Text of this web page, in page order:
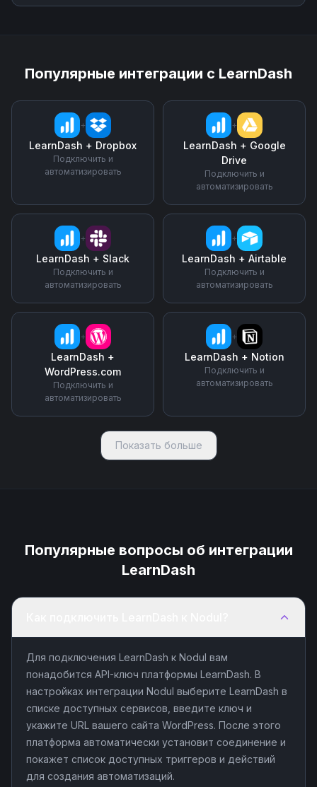
Популярные интеграции с LearnDash
+
LearnDash + Dropbox
Подключить и
автоматизировать
+
LearnDash + Google
Drive
Подключить и
автоматизировать
+
LearnDash + Slack
Подключить и
автоматизировать
+
LearnDash + Airtable
Подключить и
автоматизировать
+
LearnDash +
WordPress.com
Подключить и
автоматизировать
+
LearnDash + Notion
Подключить и
автоматизировать
Показать больше
Популярные вопросы об интеграции
LearnDash
Для подключения LearnDash к Nodul вам
понадобится API-ключ платформы LearnDash. В
настройках интеграции Nodul выберите LearnDash в
списке доступных сервисов, введите ключ и
укажите URL вашего сайта WordPress. После этого
платформа автоматически установит соединение и
покажет список доступных триггеров и действий
для создания автоматизаций.